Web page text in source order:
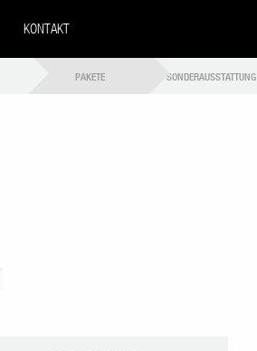
KONTAKT
PAKETE SONDERAUSSTATTUNG